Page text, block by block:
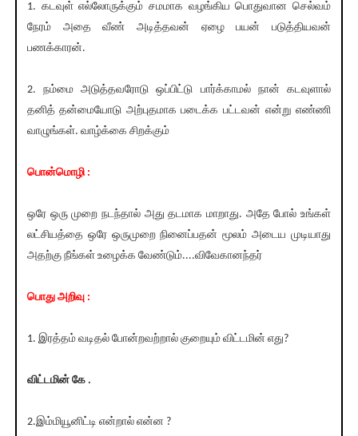
1. கடவுள் எல்லோருக்கும் சமமாக வழங்கிய பொதுவான செல்வம்
நேரம் அதை வீண் அடித்தவன் ஏழை பயன் படுத்தியவன்
பணக்காரன்.
2. நம்மை அடுத்தவரோடு ஒப்பிட்டு பார்க்காமல் நான் கடவுளால்
தனித் தன்மையோடு அற்புதமாக படைக்க பட்டவன் என்று எண்ணி
வாழுங்கள். வாழ்க்கை சிறக்கும்
பொன்மொழி :
ஒரே ஒரு முறை நடந்தால் அது தடமாக மாறாது. அதே போல் உங்கள்
லட்சியத்தை ஒரே ஒருமுறை நினைப்பதன் மூலம் அடைய முடியாது
அதற்கு நீங்கள் உழைக்க வேண்டும்....விவேகானந்தர்
பொது அறிவு :
1. இரத்தம் வடிதல் போன்றவற்றால் குறையும் விட்டமின் எது?
விட்டமின் கே .
2.இம்மியூனிட்டி என்றால் என்ன ?